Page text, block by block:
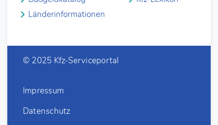
Länderinformationen
© 2025 Kfz-Serviceportal
Impressum
Datenschutz